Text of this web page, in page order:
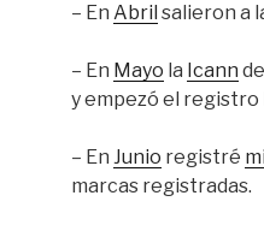
– En Abril salieron a
– En Mayo la Icann
y empezó el registro
– En Junio registré
marcas registradas.